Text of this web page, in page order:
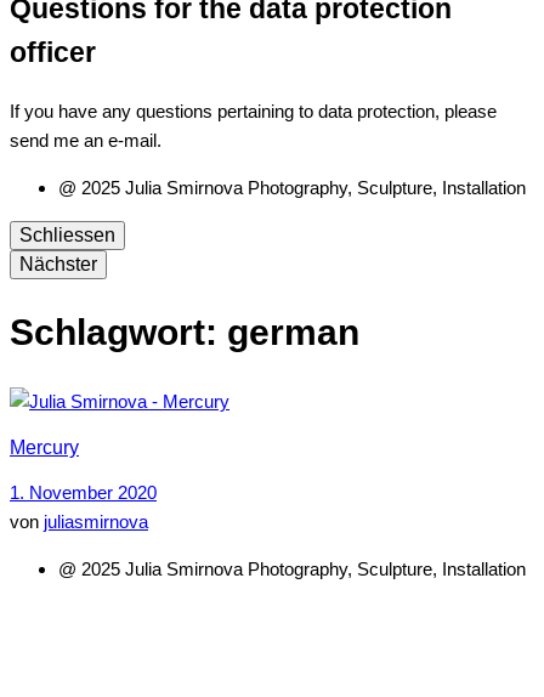
Questions for the data protection
officer
If you have any questions pertaining to data protection, please
send me an e-mail.
@ 2025 Julia Smirnova Photography, Sculpture, Installation
Schliessen
Nächster
Schlagwort: german
Mercury
1. November 2020
von juliasmirnova
@ 2025 Julia Smirnova Photography, Sculpture, Installation